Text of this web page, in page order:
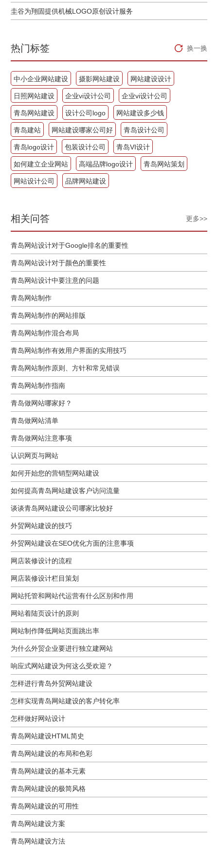
圭谷为翔固提供机械LOGO原创设计服务
热门标签 换一换
中小企业网站建设 摄影网站建设 网站建设设计
日照网站建设 企业vi设计公司 企业vi设计公司
青岛网站建设 设计公司logo 网站建设多少钱
青岛建站 网站建设哪家公司好 青岛设计公司
青岛logo设计 包装设计公司 青岛VI设计
如何建立企业网站 高端品牌logo设计 青岛网站策划
网站设计公司 品牌网站建设
相关问答 更多>>
青岛网站设计对于Google排名的重要性
青岛网站设计对于颜色的重要性
青岛网站设计中要注意的问题
青岛网站制作
青岛网站制作的网站排版
青岛网站制作混合布局
青岛网站制作有效用户界面的实用技巧
青岛网站制作原则、方针和常见错误
青岛网站制作指南
青岛做网站哪家好？
青岛做网站清单
青岛做网站注意事项
认识网页与网站
如何开始您的营销型网站建设
如何提高青岛网站建设客户访问流量
谈谈青岛网站建设公司哪家比较好
外贸网站建设的技巧
外贸网站建设在SEO优化方面的注意事项
网店装修设计的流程
网店装修设计栏目策划
网站托管和网站代运营有什么区别和作用
网站着陆页设计的原则
网站制作降低网站页面跳出率
为什么外贸企业要进行独立建网站
响应式网站建设为何这么受欢迎？
怎样进行青岛外贸网站建设
怎样实现青岛网站建设的客户转化率
怎样做好网站设计
青岛网站建设HTML简史
青岛网站建设的布局和色彩
青岛网站建设的基本元素
青岛网站建设的极简风格
青岛网站建设的可用性
青岛网站建设方案
青岛网站建设方法